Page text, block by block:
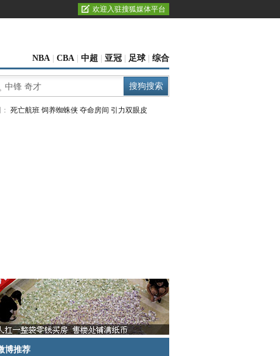
欢迎入驻搜狐媒体平台
NBA CBA 中超 亚冠 足球 综合
死亡航班 饲养蜘蛛侠 夺命房间 引力双眼皮
博推荐